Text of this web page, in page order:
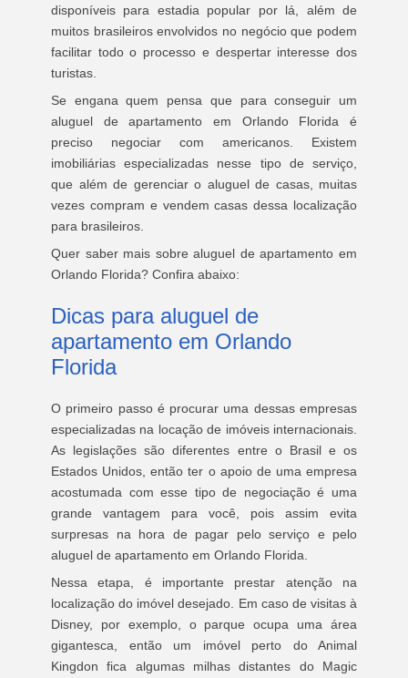
disponíveis para estadia popular por lá, além de
muitos brasileiros envolvidos no negócio que podem
facilitar todo o processo e despertar interesse dos
turistas.
Se engana quem pensa que para conseguir um
aluguel de apartamento em Orlando Florida é
preciso negociar com americanos. Existem
imobiliárias especializadas nesse tipo de serviço,
que além de gerenciar o aluguel de casas, muitas
vezes compram e vendem casas dessa localização
para brasileiros.
Quer saber mais sobre aluguel de apartamento em
Orlando Florida? Confira abaixo:
Dicas para aluguel de
apartamento em Orlando
Florida
O primeiro passo é procurar uma dessas empresas
especializadas na locação de imóveis internacionais.
As legislações são diferentes entre o Brasil e os
Estados Unidos, então ter o apoio de uma empresa
acostumada com esse tipo de negociação é uma
grande vantagem para você, pois assim evita
surpresas na hora de pagar pelo serviço e pelo
aluguel de apartamento em Orlando Florida.
Nessa etapa, é importante prestar atenção na
localização do imóvel desejado. Em caso de visitas à
Disney, por exemplo, o parque ocupa uma área
gigantesca, então um imóvel perto do Animal
Kingdon fica algumas milhas distantes do Magic